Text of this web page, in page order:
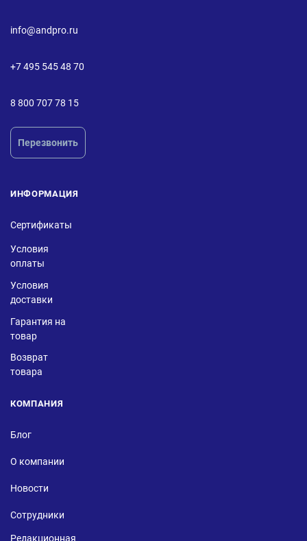
info@andpro.ru
+7 495 545 48 70
8 800 707 78 15
Перезвонить
ИНФОРМАЦИЯ
Сертификаты
Условия
оплаты
Условия
доставки
Гарантия на
товар
Возврат
товара
КОМПАНИЯ
Блог
О компании
Новости
Сотрудники
Редакционная